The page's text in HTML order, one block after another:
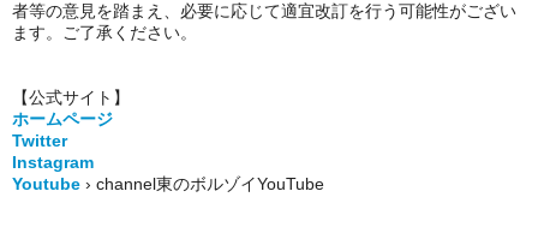
者等の意見を踏まえ、必要に応じて適宜改訂を行う可能性がござい
ます。ご了承ください。
【公式サイト】
ホームページ
Twitter
Instagram
Youtube › channel東のボルゾイYouTube